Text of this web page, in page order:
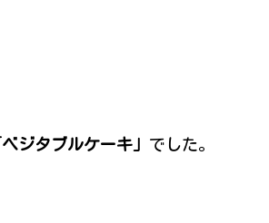
ベジタブルケーキ」 でした。